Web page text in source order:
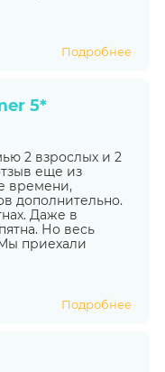
Подробнее
5*
2 взрослых и 2
еще из
времени,
дополнительно.
Даже в
Но весь
приехали
Подробнее